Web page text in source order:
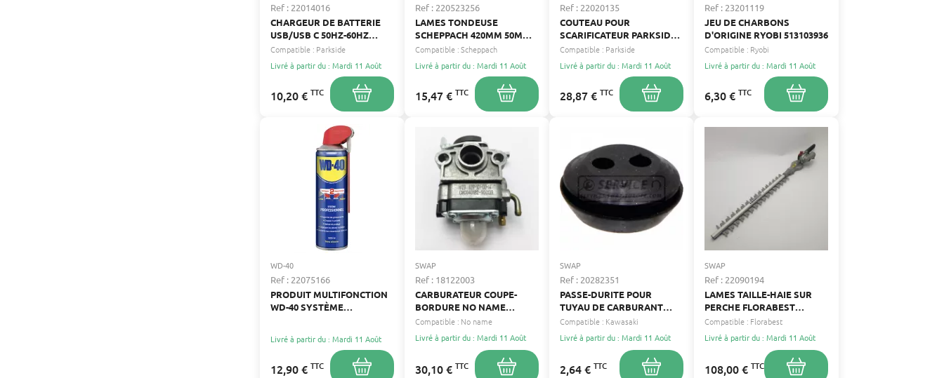
Ref : 22014016
CHARGEUR DE BATTERIE
USB/USB C 50HZ-60HZ
100V-240V PARKSIDE
Compatible : Parkside
Livré à partir du : Mardi 11 Août
10,20 € TTC
Ref : 220523256
LAMES TONDEUSE
SCHEPPACH 420MM 50MM
SKANA 7911200602
Compatible :Scheppach
Livré à partir du : Mardi 11 Août
15,47 € TTC
Ref : 22020135
COUTEAU POUR
SCARIFICATEUR PARKSIDE –
AXE 9.5 MM,
ENTRAINEMENT
HEXAGONAL 11.6 MM,
LONGUEUR 415 MM
Compatible : Parkside
Livré à partir du : Mardi 11 Août
28,87 € TTC
Ref : 23201119
JEU DE CHARBONS
D'ORIGINE RYOBI 513103936
Compatible : Ryobi
Livré à partir du : Mardi 11 Août
6,30 € TTC
WD-40
Ref : 22075166
PRODUIT MULTIFONCTION
WD-40 SYSTÈME
Livré à partir du : Mardi 11 Août
12,90 € TTC
SWAP
Ref : 18122003
CARBURATEUR COUPE-
BORDURE NO NAME
ENTRAXE 31MM DIAMÈTRE
INTÉRIEUR 9MM
Compatible : No name
Livré à partir du : Mardi 11 Août
30,10 € TTC
SWAP
Ref : 20282351
PASSE-DURITE POUR
TUYAU DE CARBURANT
ADAPTABLE
Compatible : Kawasaki
Livré à partir du : Mardi 11 Août
2,64 € TTC
SWAP
Ref : 22090194
LAMES TAILLE-HAIE SUR
PERCHE FLORABEST
FLORABEST
Compatible : Florabest
Livré à partir du : Mardi 11 Août
108,00 € TTC